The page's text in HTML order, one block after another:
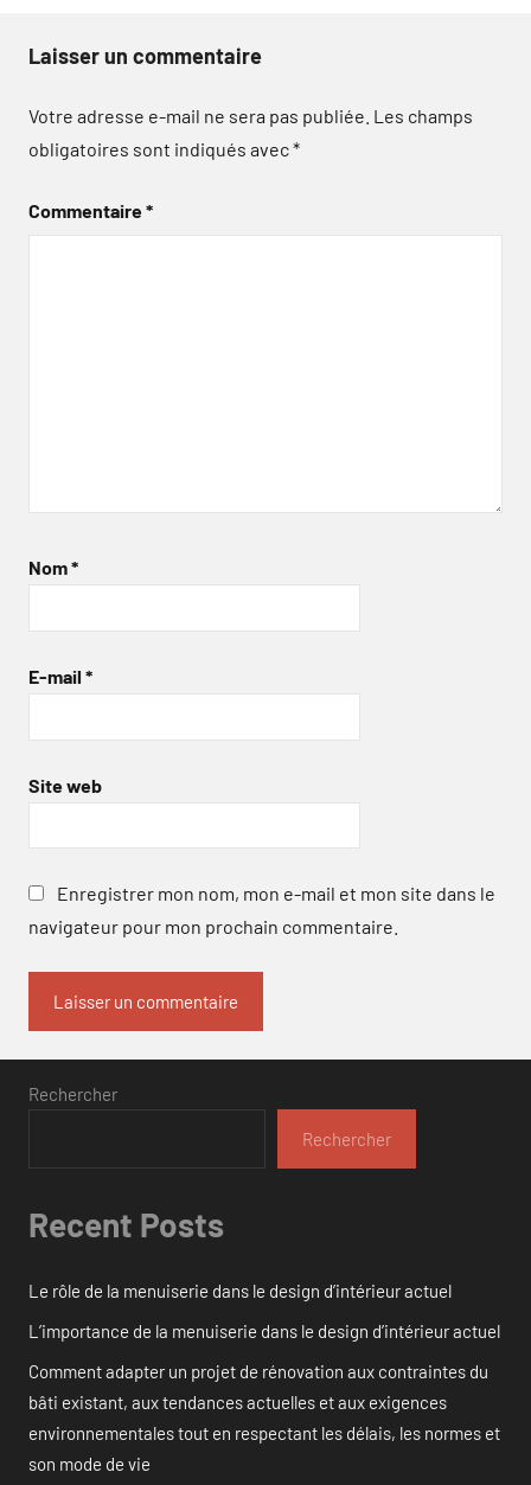
Laisser un commentaire
Votre adresse e-mail ne sera pas publiée. Les champs
obligatoires sont indiqués avec*
Commentaire*
Nom*
E-mail *
Site web
Enregistrer mon nom, mon e-mail et mon site dans le
navigateur pour mon prochain commentaire.
Rechercher
Rechercher
Recent Posts
Le rôle de la menuiserie dans le design d’intérieur actuel
L’importance de la menuiserie dans le design d’intérieur actuel
Comment adapter un projet de rénovation aux contraintes du
bâti existant, aux tendances actuelles et aux exigences
environnementales tout en respectant les délais, les normes et
son mode de vie